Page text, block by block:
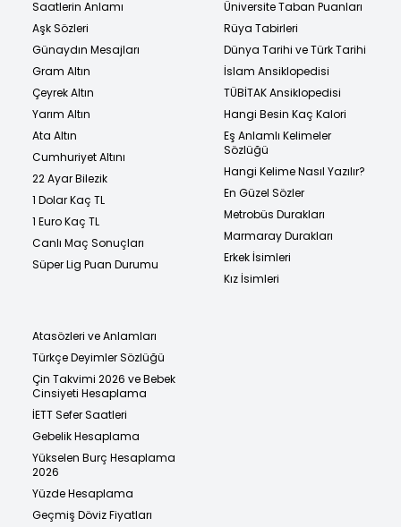
Saatlerin Anlamı
Aşk Sözleri
Günaydın Mesajları
Gram Altın
Çeyrek Altın
Yarım Altın
Ata Altın
Cumhuriyet Altını
22 Ayar Bilezik
1 Dolar Kaç TL
1 Euro Kaç TL
Canlı Maç Sonuçları
Süper Lig Puan Durumu
Üniversite Taban Puanları
Rüya Tabirleri
Dünya Tarihi ve Türk Tarihi
İslam Ansiklopedisi
TÜBİTAK Ansiklopedisi
Hangi Besin Kaç Kalori
Eş Anlamlı Kelimeler
Sözlüğü
Hangi Kelime Nasıl Yazılır?
En Güzel Sözler
Metrobüs Durakları
Marmaray Durakları
Erkek İsimleri
Kız İsimleri
Atasözleri ve Anlamları
Türkçe Deyimler Sözlüğü
Çin Takvimi 2026 ve Bebek
Cinsiyeti Hesaplama
İETT Sefer Saatleri
Gebelik Hesaplama
Yükselen Burç Hesaplama
2026
Yüzde Hesaplama
Geçmiş Döviz Fiyatları